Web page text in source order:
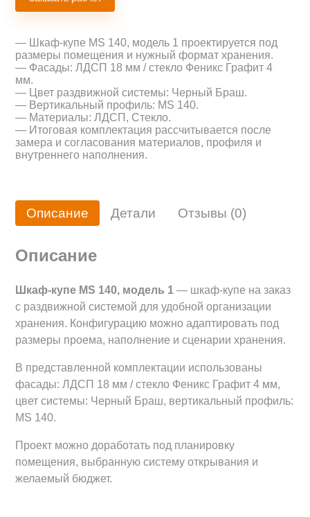
— Шкаф-купе MS 140, модель 1 проектируется под
размеры помещения и нужный формат хранения.
— Фасады: ЛДСП 18 мм / стекло Феникс Графит 4
мм.
— Цвет раздвижной системы: Черный Браш.
— Вертикальный профиль: MS 140.
— Материалы: ЛДСП, Стекло.
— Итоговая комплектация рассчитывается после
замера и согласования материалов, профиля и
внутреннего наполнения.
Описание Детали Отзывы (0)
Описание
Шкаф-купе MS 140, модель 1 — шкаф-купе на заказ
с раздвижной системой для удобной организации
хранения. Конфигурацию можно адаптировать под
размеры проема, наполнение и сценарии хранения.
В представленной комплектации использованы
фасады: ЛДСП 18 мм / стекло Феникс Графит 4 мм,
цвет системы: Черный Браш, вертикальный профиль:
MS 140.
Проект можно доработать под планировку
помещения, выбранную систему открывания и
желаемый бюджет.